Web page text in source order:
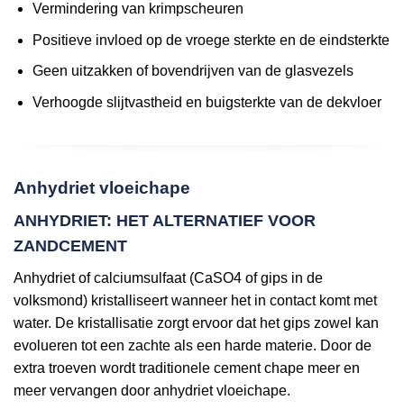
Vermindering van krimpscheuren
Positieve invloed op de vroege sterkte en de eindsterkte
Geen uitzakken of bovendrijven van de glasvezels
Verhoogde slijtvastheid en buigsterkte van de dekvloer
Anhydriet vloeichape
ANHYDRIET: HET ALTERNATIEF VOOR
ZANDCEMENT
Anhydriet of calciumsulfaat (CaSO4 of gips in de
volksmond) kristalliseert wanneer het in contact komt met
water. De kristallisatie zorgt ervoor dat het gips zowel kan
evolueren tot een zachte als een harde materie. Door de
extra troeven wordt traditionele cement chape meer en
meer vervangen door anhydriet vloeichape.